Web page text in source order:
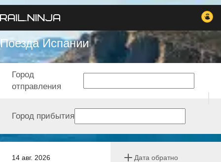
Поезда Испании
14 авг. 2026 Дата обратно
Город
отправления
Город прибытия